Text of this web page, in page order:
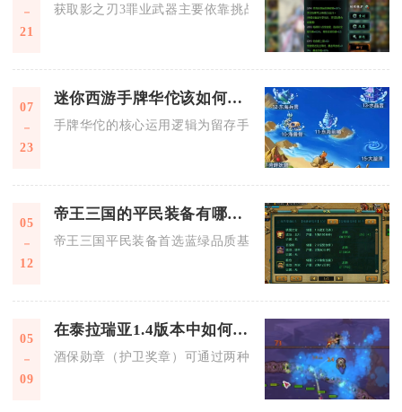
21
获取影之刃3罪业武器主要依靠挑战罪体掉落罪业武器本体
07
23
迷你西游手牌华佗该如何运用
手牌华佗的核心运用逻辑为留存手牌控战意、前排卡位保输
05
12
帝王三国的平民装备有哪些选择
帝王三国平民装备首选蓝绿品质基础装、过渡用紫色散装与
05
09
在泰拉瑞亚1.4版本中如何得到酒保勋章
酒保勋章（护卫奖章）可通过两种核心途径获取：首次与酒